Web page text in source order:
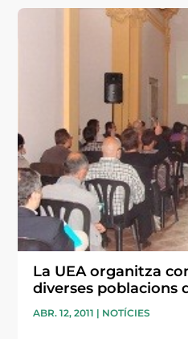
La UEA organitza
diverses poblacions
ABR. 12, 2011 | NOTÍCIES